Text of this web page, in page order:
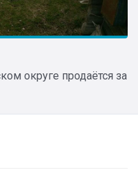
округе продаётся за